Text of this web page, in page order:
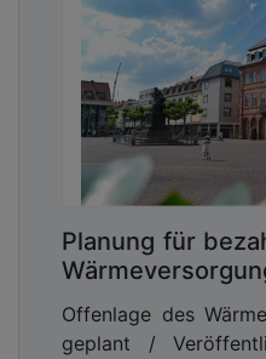
Planung für
Offenlage des
geplant /